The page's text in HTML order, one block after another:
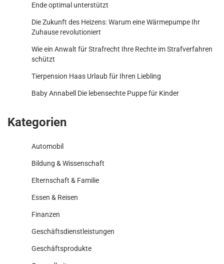
Ende optimal unterstützt
Die Zukunft des Heizens: Warum eine Wärmepumpe Ihr
Zuhause revolutioniert
Wie ein Anwalt für Strafrecht Ihre Rechte im Strafverfahren
schützt
Tierpension Haas Urlaub für Ihren Liebling
Baby Annabell Die lebensechte Puppe für Kinder
Kategorien
Automobil
Bildung & Wissenschaft
Elternschaft & Familie
Essen & Reisen
Finanzen
Geschäftsdienstleistungen
Geschäftsprodukte